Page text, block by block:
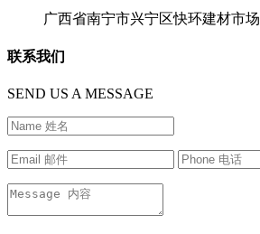
广西省南宁市兴宁区快环建材市场
联系我们
SEND US A MESSAGE